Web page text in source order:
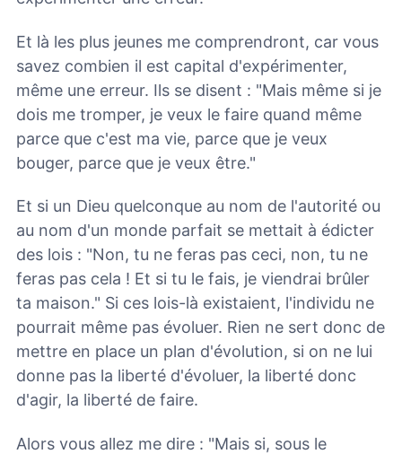
Et là les plus jeunes me comprendront, car vous
savez combien il est capital d'expérimenter,
même une erreur. Ils se disent : "Mais même si je
dois me tromper, je veux le faire quand même
parce que c'est ma vie, parce que je veux
bouger, parce que je veux être."
Et si un Dieu quelconque au nom de l'autorité ou
au nom d'un monde parfait se mettait à édicter
des lois : "Non, tu ne feras pas ceci, non, tu ne
feras pas cela ! Et si tu le fais, je viendrai brûler
ta maison." Si ces lois-là existaient, l'individu ne
pourrait même pas évoluer. Rien ne sert donc de
mettre en place un plan d'évolution, si on ne lui
donne pas la liberté d'évoluer, la liberté donc
d'agir, la liberté de faire.
Alors vous allez me dire : "Mais si, sous le